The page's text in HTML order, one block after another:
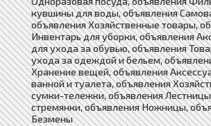
кувшины для воды, объявления
объявления Хозяйственные товары,
Инвентарь для уборки, объявления
для ухода за обувью, объявления
ухода за одеждой и бельем,
Хранение вещей, объявления
ванной и туалета, объявления
сумки-тележки, объявления
стремянки, объявления Ножницы,
Безмены